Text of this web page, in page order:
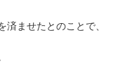
済ませたとのことで、